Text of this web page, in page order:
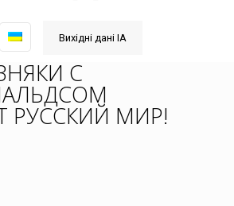
Вихідні дані ІА
С
РУССКИЙ МИР!